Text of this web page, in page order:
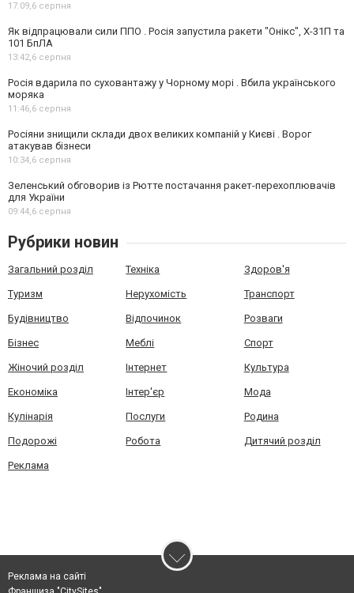
17:09,6 серпня
Як відпрацювали сили ППО . Росія запустила ракети "Онікс", Х-31П та
101 БпЛА
13:42,6 серпня
Росія вдарила по суховантажу у Чорному морі . Вбила українського
моряка
11:46,6 серпня
Росіяни знищили склади двох великих компаній у Києві . Ворог
атакував бізнеси
10:34,6 серпня
Зеленський обговорив із Рютте постачання ракет-перехоплювачів
для України
09:44,6 серпня
Рубрики новин
Загальний розділ Техніка Здоров'я
Туризм Нерухомість Транспорт
Будівництво Відпочинок Розваги
Бізнес Меблі Спорт
Жіночий розділ Інтернет Культура
Економіка Інтер'єр Мода
Кулінарія Послуги Родина
Подорожі Робота Дитячий розділ
Реклама
Реклама на сайті